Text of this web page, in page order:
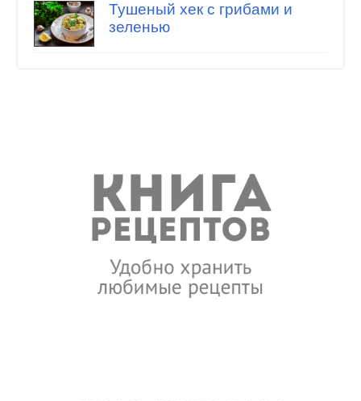
Тушеный хек с грибами и
зеленью